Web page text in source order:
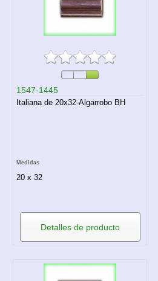
1547-1445
Italiana de 20x32-Algarrobo BH
Medidas
20 x 32
Detalles de producto